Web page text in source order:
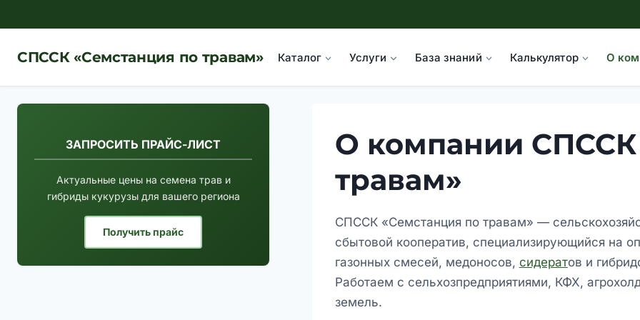
к
содержимому
СПССК «Семстанция по травам» Каталог Услуги База знаний Калькулятор О
О компании СПССК
травам»
СПССК «Семстанция по травам» —
сбытовой кооператив, специализирующийся на
газонных смесей, медоносов, сидератов и
Работаем с сельхозпредприятиями, КФХ,
земель.
ЗАПРОСИТЬ ПРАЙС-ЛИСТ
Актуальные цены на семена трав и
гибриды кукурузы для вашего региона
Получить прайс